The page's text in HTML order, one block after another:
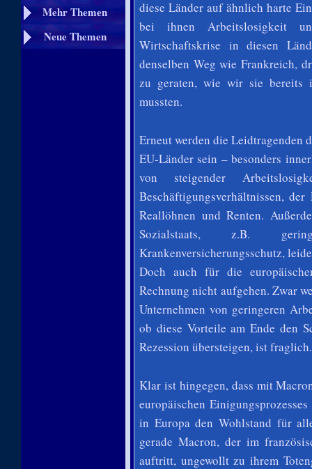
Mehr Themen
Neue Themen
diese Länder auf ähnlich harte
bei ihnen Arbeitslosigkeit
Wirtschaftskrise in diesen
denselben Weg wie Frankreich,
zu geraten, wie wir sie bereits
mussten.
Erneut werden die Leidtragenden
EU-Länder sein – besonders
von steigender
Beschäftigungsverhältnissen,
Reallöhnen und Renten.
Sozialstaats, z.B.
Krankenversicherungsschutz,
Doch auch für die
Rechnung nicht aufgehen. Zwar
Unternehmen von geringeren
ob diese Vorteile am Ende den
Rezession übersteigen, ist fraglich.
Klar ist hingegen, dass mit
europäischen
in Europa den Wohlstand für
gerade Macron, der im
auftritt, ungewollt zu ihrem